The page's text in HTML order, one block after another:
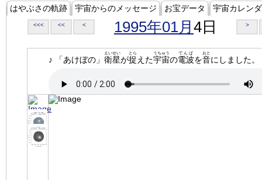
はやぶさの軌跡 宇宙からのメッセージ お宝データ 宇宙カレン
<<< << < 1995年01月 4日 >
♪ 「あけぼの」 衛星
えいせい
が捉
とら
えた宇宙
うちゅう
の電波
でんぱ
を音
おと
にしました。